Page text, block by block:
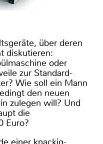
über deren
diskutieren:
oder
zur Standard-
Wie soll ein Mann
den neuen
zulegen will? Und
die
Euro?